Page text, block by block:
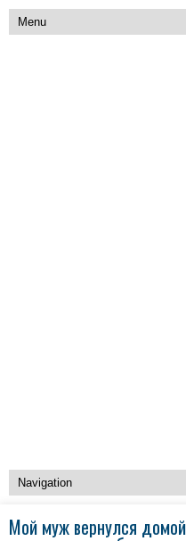
Мой муж вернулся